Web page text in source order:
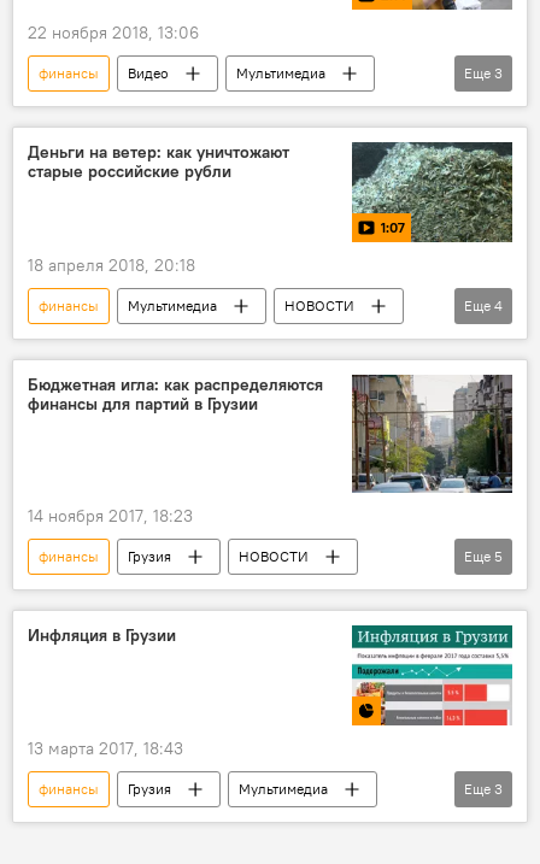
22 ноября 2018, 13:06
финансы Видео
Мультимедиа
НОВОСТИ
ЭКОНОМИКА Грузия
Еще 3
Деньги на ветер: как уничтожают
старые российские рубли
1:07
18 апреля 2018, 20:18
финансы Мультимедиа
НОВОСТИ
Россия
Видео
дензнаки
Еще 4
Бюджетная игла: как распределяются
финансы для партий в Грузии
14 ноября 2017, 18:23
финансы Грузия
НОВОСТИ
ПОЛИТИКА
Единое национальное движение
Еще 5
Инфляция в Грузии
13 марта 2017, 18:43
финансы Грузия
Мультимедиа
НОВОСТИ
ЭКОНОМИКА
Еще 3